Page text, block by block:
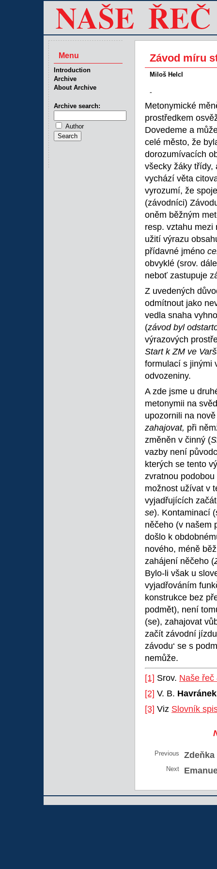
Závod míru
Miloš Helcl
-
Metonymické
prostředkem
Dovedeme a
celé město, že
dorozumívacích
všecky žáky třídy,
vychází věta
vyrozumí, že
(závodníci)
oněm běžným
resp. vztahu mezi
užití výrazu
přídavné jméno
obvyklé (srov.
neboť zastupuje
Z uvedených
odmítnout jako
vedla snaha
(závod byl
výrazových
Start k ZM ve
formulací s jinými
odvozeniny.
A zde jsme u
metonymii na
upozornili na
zahajovat, při
změněn v činný (
vazby není
kterých se tento
zvratnou podobou
možnost užívat v
vyjadřujících
se). Kontaminací
něčeho (v našem
došlo k
nového, méně
zahájení něčeho (
Bylo-li však u
vyjadřováním
konstrukce bez
podmět), není
(se), zahajovat
začít závodní
závodu‘ se s
nemůže.
[1] Srov. Naše řeč
[2] V. B. Havránek
[3] Viz Slovník
Previous
Next
Menu
Introduction
Archive
About Archive
Archive search:
Author